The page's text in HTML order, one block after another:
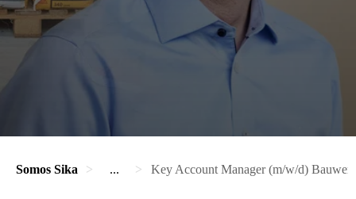
Somos Sika ... Key Account Manager (m/w/d)